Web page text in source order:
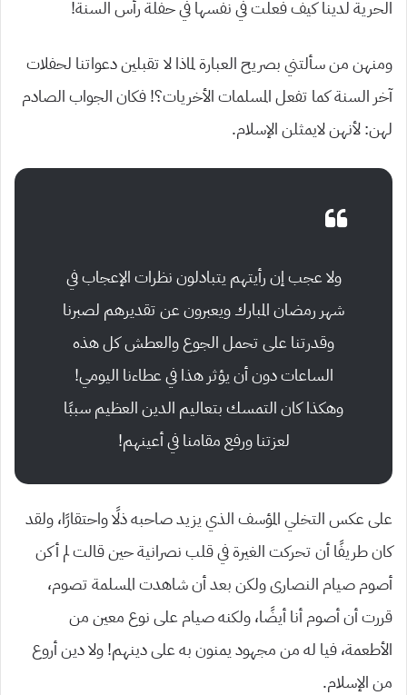
الحرية لدينا كيف فعلت في نفسها في حفلة رأس السنة!
ومنهن من سألتني بصريح العبارة لماذا لا تقبلين دعواتنا لحفلات
آخر السنة كما تفعل المسلمات الأخريات؟! فكان الجواب الصادم
لهن: لأنهن لايمثلن الإسلام.
ولا عجب إن رأيتهم يتبادلون نظرات الإعجاب في
شهر رمضان المبارك ويعبرون عن تقديرهم لصبرنا
وقدرتنا على تحمل الجوع والعطش كل هذه
الساعات دون أن يؤثر هذا في عطاءنا اليومي!
وهكذا كان التمسك بتعاليم الدين العظيم سببًا
لعزتنا ورفع مقامنا في أعينهم!
على عكس التخلي المؤسف الذي يزيد صاحبه ذلًا واحتقارًا، ولقد
كان طريفًا أن تحركت الغيرة في قلب نصرانية حين قالت لم أكن
أصوم صيام النصارى ولكن بعد أن شاهدت المسلمة تصوم،
قررت أن أصوم أنا أيضًا، ولكنه صيام على نوع معين من
الأطعمة، فيا له من مجهود يمنون به على دينهم! ولا دين أروع
من الإسلام.